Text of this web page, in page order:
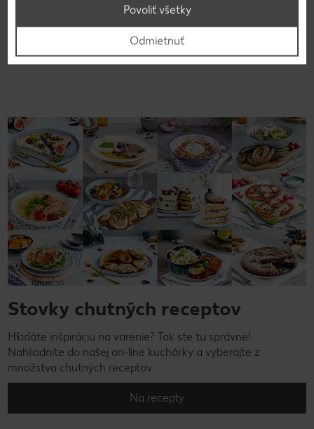
Späť na prehľad
Stovky chutných receptov
Hľadáte inšpiráciu na varenie? Tak ste tu správne!
Nahliadnite do našej on-line kuchárky a vyberajte z
množstva chutných receptov.
Na recepty
Odmietnuť
Povoliť všetky